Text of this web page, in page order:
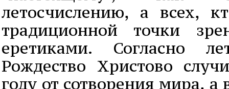
летосчислению, а всех,
традиционной точки
еретиками. Согласно
Рождество Христово
году от сотворения мира,